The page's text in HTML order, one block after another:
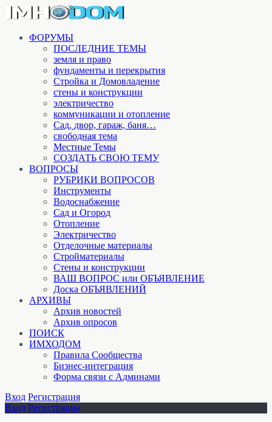
ФОРУМЫ
ПОСЛЕДНИЕ ТЕМЫ
земля и право
фундаменты и перекрытия
Стройка и Домовладение
стены и конструкции
электричество
коммуникации и отопление
Cад, двор, гараж, баня…
свободная тема
Местные Темы
СОЗДАТЬ СВОЮ ТЕМУ
ВОПРОСЫ
РУБРИКИ ВОПРОСОВ
Инструменты
Водоснабжение
Сад и Огород
Отопление
Электричество
Отделочные материалы
Стройматериалы
Стены и конструкции
ВАШ ВОПРОС или ОБЪЯВЛЕНИЕ
Доска ОБЪЯВЛЕНИЙ
АРХИВЫ
Архив новостей
Архив опросов
ПОИСК
ИМХОДОМ
Правила Сообщества
Бизнес-интеграция
Форма связи с Админами
Вход Регистрация
Вход Регистрация